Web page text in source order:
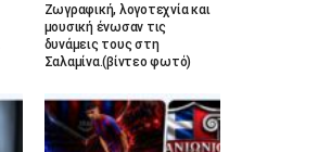
Ζωγραφική, λογοτεχνία και
μουσική ένωσαν τις
δυνάμεις τους στη
Σαλαμίνα.(βίντεο φωτό)